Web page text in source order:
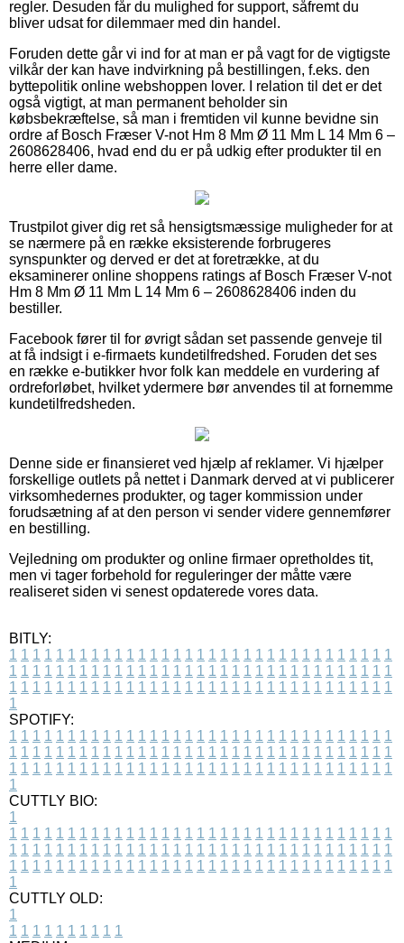
regler. Desuden får du mulighed for support, såfremt du
bliver udsat for dilemmaer med din handel.
Foruden dette går vi ind for at man er på vagt for de vigtigste
vilkår der kan have indvirkning på bestillingen, f.eks. den
byttepolitik online webshoppen lover. I relation til det er det
også vigtigt, at man permanent beholder sin
købsbekræftelse, så man i fremtiden vil kunne bevidne sin
ordre af Bosch Fræser V-not Hm 8 Mm Ø 11 Mm L 14 Mm 6 –
2608628406, hvad end du er på udkig efter produkter til en
herre eller dame.
Trustpilot giver dig ret så hensigtsmæssige muligheder for at
se nærmere på en række eksisterende forbrugeres
synspunkter og derved er det at foretrække, at du
eksaminerer online shoppens ratings af Bosch Fræser V-not
Hm 8 Mm Ø 11 Mm L 14 Mm 6 – 2608628406 inden du
bestiller.
Facebook fører til for øvrigt sådan set passende genveje til
at få indsigt i e-firmaets kundetilfredshed. Foruden det ses
en række e-butikker hvor folk kan meddele en vurdering af
ordreforløbet, hvilket ydermere bør anvendes til at fornemme
kundetilfredsheden.
Denne side er finansieret ved hjælp af reklamer. Vi hjælper
forskellige outlets på nettet i Danmark derved at vi publicerer
virksomhedernes produkter, og tager kommission under
forudsætning af at den person vi sender videre gennemfører
en bestilling.
Vejledning om produkter og online firmaer opretholdes tit,
men vi tager forbehold for reguleringer der måtte være
realiseret siden vi senest opdaterede vores data.
BITLY:
1 1 1 1 1 1 1 1 1 1 1 1 1 1 1 1 1 1 1 1 1 1 1 1 1 1 1 1 1 1 1 1 1
1 1 1 1 1 1 1 1 1 1 1 1 1 1 1 1 1 1 1 1 1 1 1 1 1 1 1 1 1 1 1 1 1
1 1 1 1 1 1 1 1 1 1 1 1 1 1 1 1 1 1 1 1 1 1 1 1 1 1 1 1 1 1 1 1 1
1
SPOTIFY:
1 1 1 1 1 1 1 1 1 1 1 1 1 1 1 1 1 1 1 1 1 1 1 1 1 1 1 1 1 1 1 1 1
1 1 1 1 1 1 1 1 1 1 1 1 1 1 1 1 1 1 1 1 1 1 1 1 1 1 1 1 1 1 1 1 1
1 1 1 1 1 1 1 1 1 1 1 1 1 1 1 1 1 1 1 1 1 1 1 1 1 1 1 1 1 1 1 1 1
1
CUTTLY BIO:
1
1 1 1 1 1 1 1 1 1 1 1 1 1 1 1 1 1 1 1 1 1 1 1 1 1 1 1 1 1 1 1 1 1
1 1 1 1 1 1 1 1 1 1 1 1 1 1 1 1 1 1 1 1 1 1 1 1 1 1 1 1 1 1 1 1 1
1 1 1 1 1 1 1 1 1 1 1 1 1 1 1 1 1 1 1 1 1 1 1 1 1 1 1 1 1 1 1 1 1
1
CUTTLY OLD:
1
1 1 1 1 1 1 1 1 1 1